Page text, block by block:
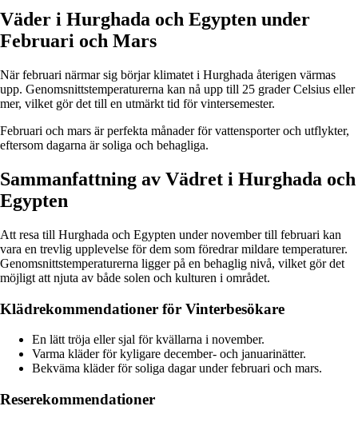
Väder i Hurghada och Egypten under
Februari och Mars
När februari närmar sig börjar klimatet i Hurghada återigen värmas
upp. Genomsnittstemperaturerna kan nå upp till 25 grader Celsius eller
mer, vilket gör det till en utmärkt tid för vintersemester.
Februari och mars är perfekta månader för vattensporter och utflykter,
eftersom dagarna är soliga och behagliga.
Sammanfattning av Vädret i Hurghada och
Egypten
Att resa till Hurghada och Egypten under november till februari kan
vara en trevlig upplevelse för dem som föredrar mildare temperaturer.
Genomsnittstemperaturerna ligger på en behaglig nivå, vilket gör det
möjligt att njuta av både solen och kulturen i området.
Klädrekommendationer för Vinterbesökare
En lätt tröja eller sjal för kvällarna i november.
Varma kläder för kyligare december- och januarinätter.
Bekväma kläder för soliga dagar under februari och mars.
Reserekommendationer